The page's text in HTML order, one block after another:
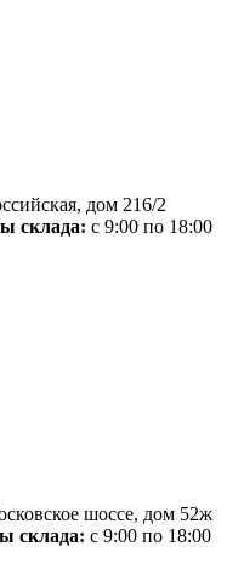
дом 216/2
склада: с 9:00 по 18:00
шоссе, дом 52ж
склада: с 9:00 по 18:00